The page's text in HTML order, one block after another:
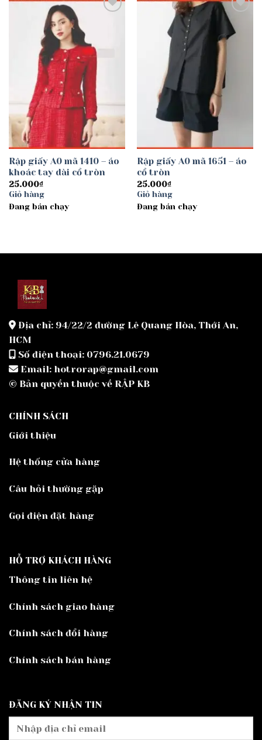
Rập giấy A0 mã 1410 – áo
khoác tay dài cổ tròn
25.000₫
Giỏ hàng
Đang bán chạy
Add to
wishlist
Rập giấy A0 mã 1651 – áo
cổ tròn
25.000₫
Giỏ hàng
Đang bán chạy
Địa chỉ: 94/22/2 đường Lê Quang Hòa, Thới An,
HCM
Số điện thoại: 0796.21.0679
Email: hotrorap@gmail.com
© Bản quyền thuộc về RẬP KB
CHÍNH SÁCH
Giới thiệu
Hệ thống cửa hàng
Câu hỏi thường gặp
Gọi điện đặt hàng
HỖ TRỢ KHÁCH HÀNG
Thông tin liên hệ
Chính sách giao hàng
Chính sách đổi hàng
Chính sách bán hàng
ĐĂNG KÝ NHẬN TIN